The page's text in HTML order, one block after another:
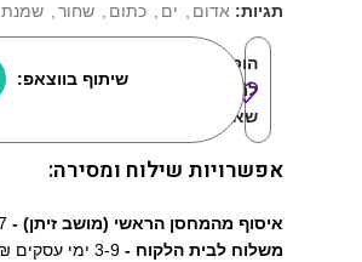
תגיות: אדום , ים , כתום , שחור, שמנת
הוסף
למוצרים
שאהבתי:
שיתוף בווצאפ:
אפשרויות שילוח ומסירה:
איסוף מהמחסן הראשי (מושב זיתן) -
משלוח לבית הלקוח - 3-9 ימי עסקים 58₪